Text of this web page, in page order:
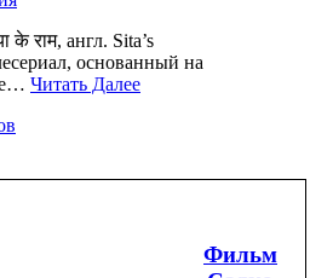
के राम, англ. Sita’s
основанный на
Читать Далее
Фильм